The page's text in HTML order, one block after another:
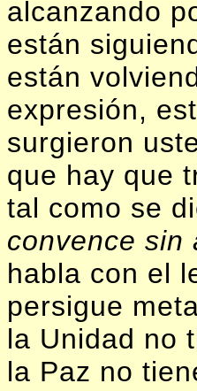
alcanzando
están
están
expresión,
surgieron
que hay que
tal como se
convence sin
habla con el
persigue
la Unidad no
la Paz no